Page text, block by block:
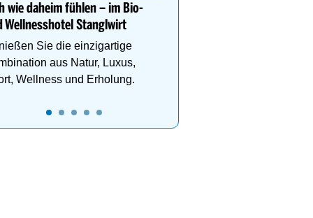
wie daheim fühlen – im Bio-
Wellnesshotel Stanglwirt
Sie die einzigartige
aus Natur, Luxus,
Wellness und Erholung.